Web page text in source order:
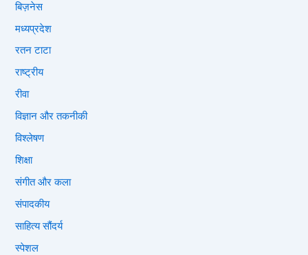
बिज़नेस
मध्यप्रदेश
रतन टाटा
राष्ट्रीय
रीवा
विज्ञान और तकनीकी
विश्लेषण
शिक्षा
संगीत और कला
संपादकीय
साहित्य सौंदर्य
स्पेशल